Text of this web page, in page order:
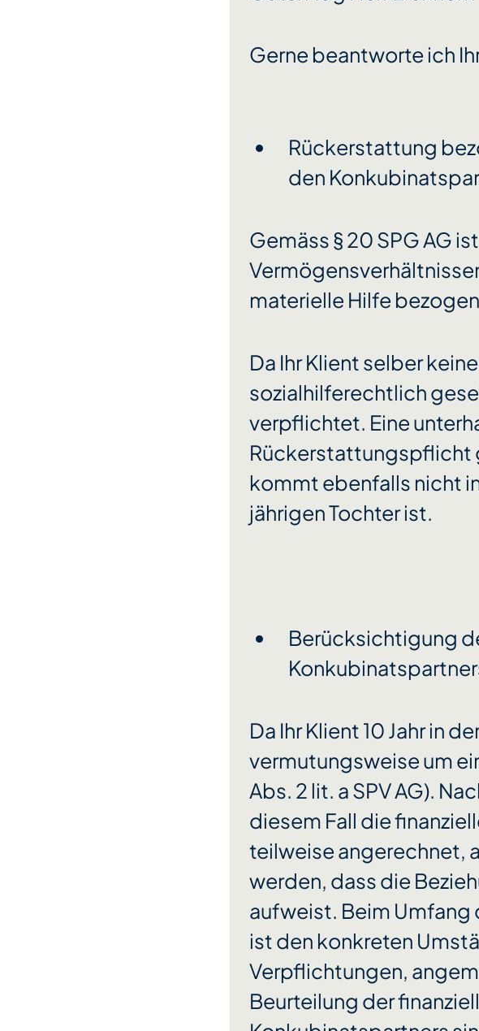
Gerne beantworte ich
Rückerstattung
den
Gemäss § 20 SPG AG
materielle Hilfe
Da Ihr Klient selber
sozialhilferechtlich
verpflichtet. Eine
Rückerstattungspflicht
kommt ebenfalls nicht
jährigen Tochter ist.
Berücksichtigung
Da Ihr Klient 10 Jahr in
vermutungsweise um
Abs. 2 lit. a SPV AG).
diesem Fall die
teilweise angerechnet,
werden, dass die
aufweist. Beim Umfang
ist den konkreten
Verpflichtungen,
Beurteilung der